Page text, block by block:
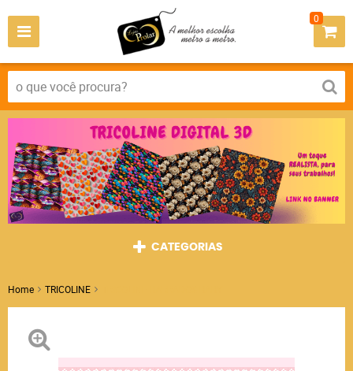
0
CATEGORIAS
Home TRICOLINE